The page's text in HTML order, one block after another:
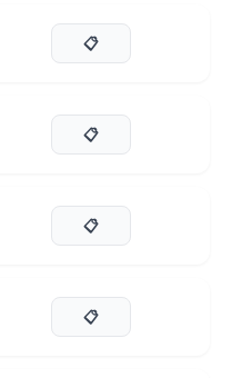
📋
📋
📋
📋